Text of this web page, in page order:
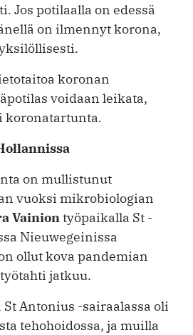
Jos potilaalla on edessä
on ilmennyt korona,
koronan
voidaan ­leikata,
korona­tartunta.
on mul­listunut
vuoksi mikrobiologian
Vainiontyöpaikalla St ­
­Nieuwegeinissa
ollut kova pandemian
jatkuu.
Antonius -sairaalassa oli
tehohoidossa, ja muilla